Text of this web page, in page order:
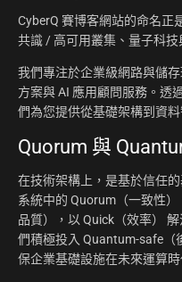
CyberQ 賽博客網站的命名正
共識 / 高可用叢集、量子科技
我們專注於企業級網路與儲
方案與 AI 應用顧問服務。透
們為您提供從基礎架構到資
Quorum 與
在技術架構上，是基於信任
系統中的 Quorum（一致性
品質），以 Quick（效率）
們積極投入 Quantum-safe（
保企業基礎設施在未來運算